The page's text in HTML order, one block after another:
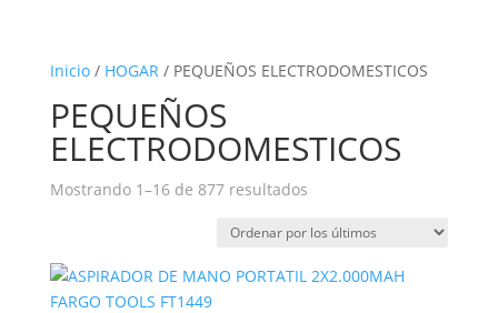
Inicio/ HOGAR/ PEQUEÑOS ELECTRODOMESTICOS
PEQUEÑOS
ELECTRODOMESTICOS
Mostrando 1–16 de 877 resultadosOrdenado
los